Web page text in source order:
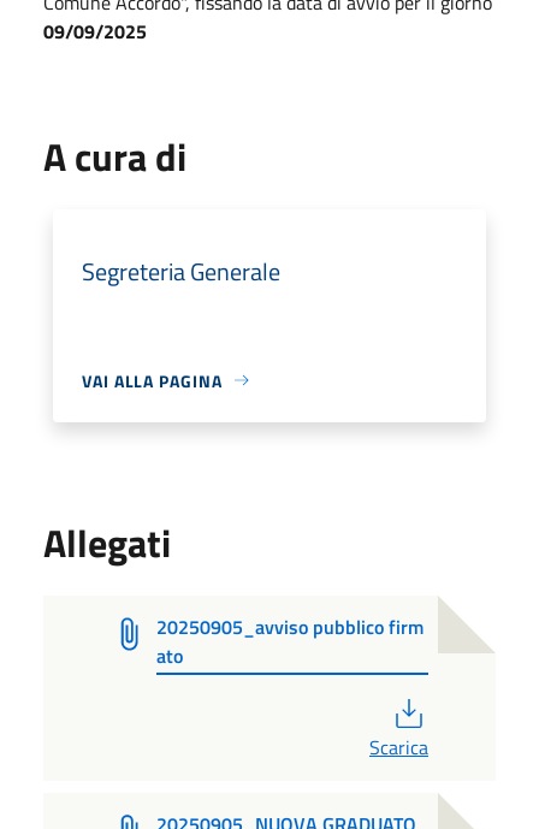
09/09/2025
A cura di
Segreteria Generale
VAI ALLA PAGINA
Allegati
20250905_avviso pubblico firm
ato
Scarica